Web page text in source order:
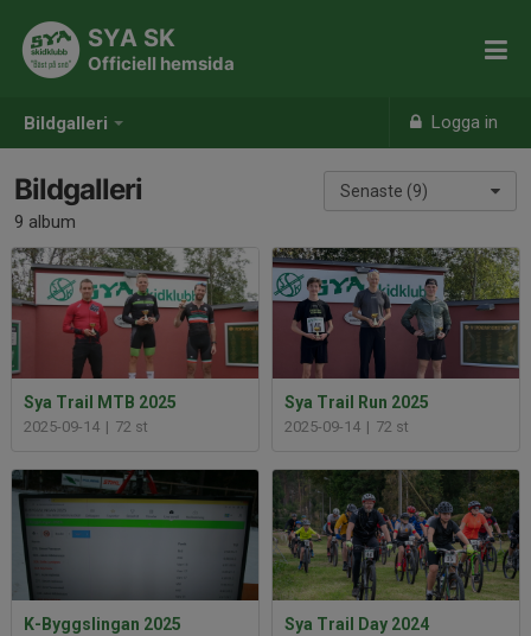
Bildgalleri Logga in
SYA SK
Officiell hemsida
Senaste (9)
Bildgalleri
9 album
Sya Trail MTB 2025
2025-09-14 | 72 st
Sya Trail Run 2025
2025-09-14 | 72 st
K-Byggslingan 2025 Sya Trail Day 2024